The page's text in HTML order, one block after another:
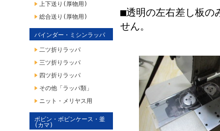
上下送り(厚物用)
総合送り(厚物用)
バインダー・ミシンラッパ
二ツ折りラッパ
三ツ折りラッパ
四ツ折りラッパ
その他「ラッパ類」
ニット・メリヤス用
ボビン・ボビンケース・釜
(カマ)
■透明の左右差し板の
せん。